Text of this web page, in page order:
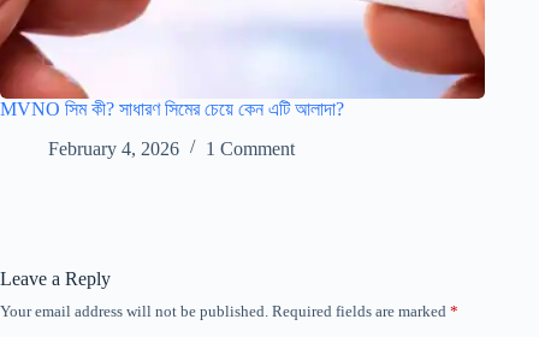
MVNO সিম কী? সাধারণ সিমের চেয়ে কেন এটি আলাদা?
February 4, 2026
1 Comment
Leave a Reply
Your email address will not be published. Required fields are marked *